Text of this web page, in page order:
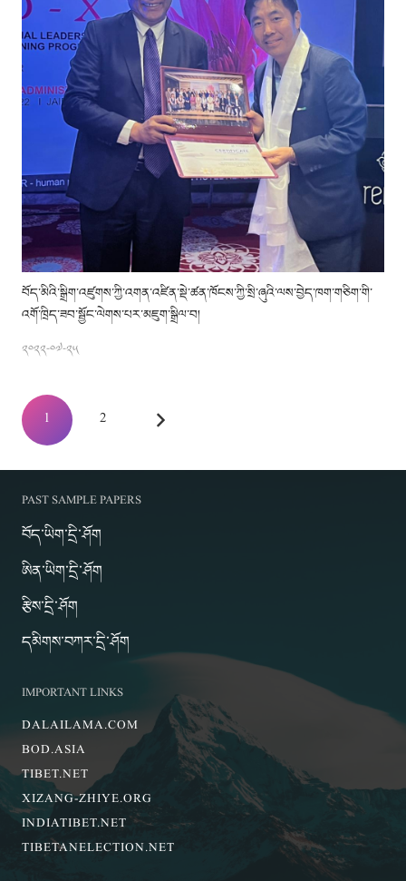
བོད་མིའི་སྒྲིག་འཛུགས་ཀྱི་འགན་འཛིན་སྡེ་ཚན་ཁོངས་ཀྱི་སྲི་ཞུའི་ལས་བྱེད་ཁག་གཅིག་གི་
འགོ་ཁྲིད་ཟབ་སྦྱོང་ལེགས་པར་མཇུག་སྒྲིལ་བ།
༢༠༢༢-༠༧-༢༥
1 2
PAST SAMPLE PAPERS
བོད་ཡིག་དྲི་ཤོག
ཨིན་ཡིག་དྲི་ཤོག
རྩིས་དྲི་ཤོག
དམིགས་བཀར་དྲི་ཤོག
IMPORTANT LINKS
DALAILAMA.COM
BOD.ASIA
TIBET.NET
XIZANG-ZHIYE.ORG
INDIATIBET.NET
TIBETANELECTION.NET